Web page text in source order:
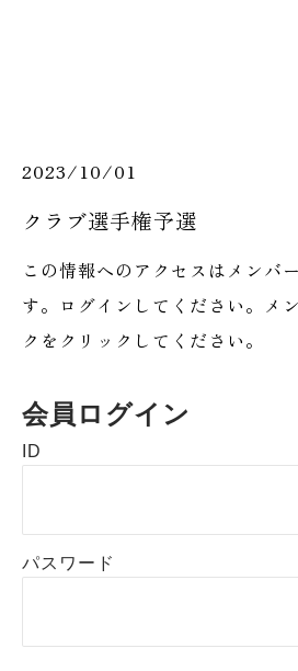
2023/10/01
クラブ選手権予選
この情報へのアクセスはメンバ
す。ログインしてください。メ
クをクリックしてください。
会員ログイン
ID
パスワード